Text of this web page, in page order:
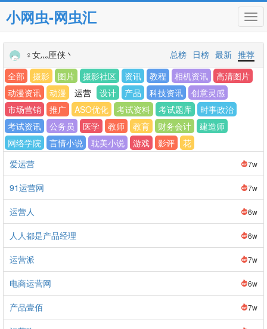
小网虫-网虫汇
♀女灬匪侠丶 推荐
最新
日榜
总榜
全部
摄影 图片 摄影社区 资讯 教程 相机资讯
高清图片
动漫资讯
动漫 运营 设计 产品 科技资讯
创意灵感
市场营销
推广 ASO优化 考试资料 考试题库
时事政治
考试资讯
公务员 医学 教师 教育 财务会计
建造师
网络学院
言情小说 耽美小说 游戏 影评
花
爱运营
7w
91运营网 7w
运营人 6w
人人都是产品经理 6w
运营派 7w
电商运营网 6w
产品壹佰 7w